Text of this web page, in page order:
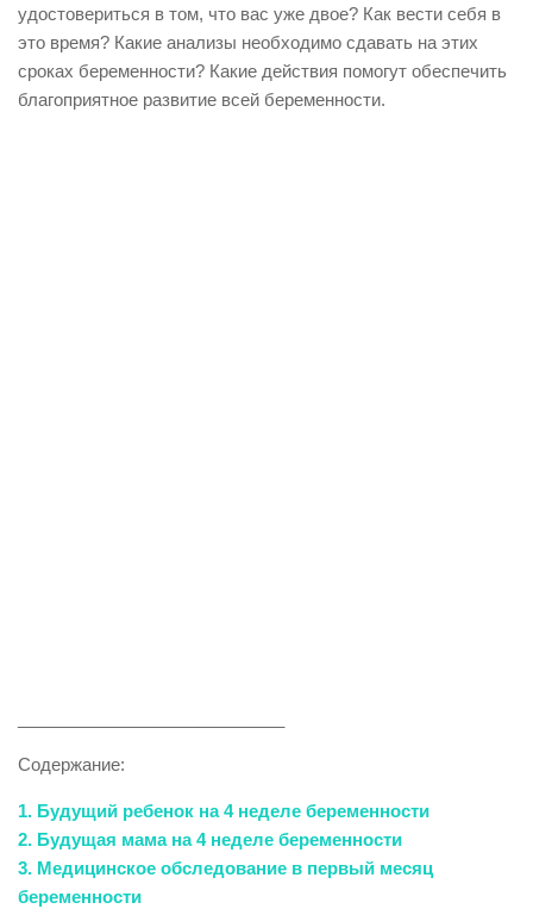
удостовериться в том, что вас уже двое? Как вести себя в
это время? Какие анализы необходимо сдавать на этих
сроках беременности? Какие действия помогут обеспечить
благоприятное развитие всей беременности.
Содержание:
1. Будущий ребенок на 4 неделе беременности
2. Будущая мама на 4 неделе беременности
3. Медицинское обследование в первый месяц
беременности